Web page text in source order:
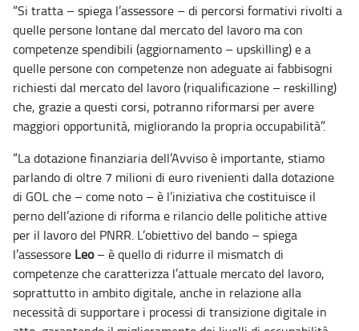
“Si tratta – spiega l’assessore – di percorsi formativi rivolti a
quelle persone lontane dal mercato del lavoro ma con
competenze spendibili (aggiornamento – upskilling) e a
quelle persone con competenze non adeguate ai fabbisogni
richiesti dal mercato del lavoro (riqualificazione – reskilling)
che, grazie a questi corsi, potranno riformarsi per avere
maggiori opportunità, migliorando la propria occupabilità”.
“La dotazione finanziaria dell’Avviso è importante, stiamo
parlando di oltre 7 milioni di euro rivenienti dalla dotazione
di GOL che – come noto – è l’iniziativa che costituisce il
perno dell’azione di riforma e rilancio delle politiche attive
per il lavoro del PNRR. L’obiettivo del bando – spiega
l’assessore Leo– è quello di ridurre il mismatch di
competenze che caratterizza l’attuale mercato del lavoro,
soprattutto in ambito digitale, anche in relazione alla
necessità di supportare i processi di transizione digitale in